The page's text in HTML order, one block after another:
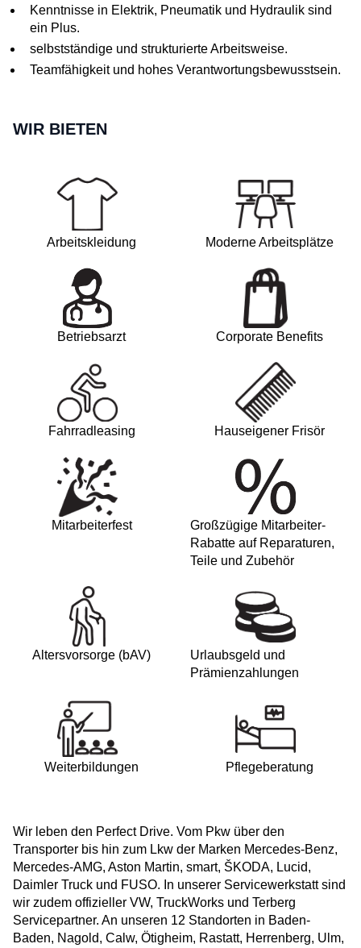
Kenntnisse in Elektrik, Pneumatik und Hydraulik sind
ein Plus.
selbstständige und strukturierte Arbeitsweise.
Teamfähigkeit und hohes Verantwortungsbewusstsein.
WIR BIETEN
Arbeitskleidung Moderne Arbeitsplätze
Betriebsarzt Corporate Benefits
Fahrradleasing Hauseigener Frisör
Mitarbeiterfest
Großzügige Mitarbeiter-
Rabatte auf Reparaturen,
Teile und Zubehör
Altersvorsorge (bAV)
Urlaubsgeld und
Prämienzahlungen
Weiterbildungen Pflegeberatung
Wir leben den Perfect Drive. Vom Pkw über den
Transporter bis hin zum Lkw der Marken Mercedes-Benz,
Mercedes-AMG, Aston Martin, smart, ŠKODA, Lucid,
Daimler Truck und FUSO. In unserer Servicewerkstatt sind
wir zudem offizieller VW, TruckWorks und Terberg
Servicepartner. An unseren 12 Standorten in Baden-
Baden, Nagold, Calw, Ötigheim, Rastatt, Herrenberg, Ulm,